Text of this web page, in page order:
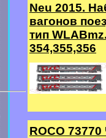
Neu 2015.
вагонов
тип
354,355,356
ROCO